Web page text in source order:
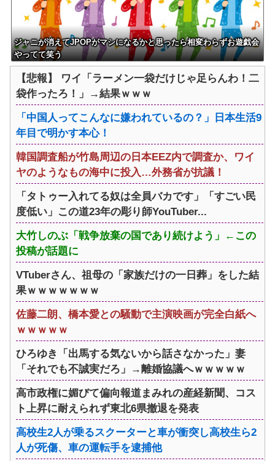
ジャニが消えてJPOPがマシになるかと思ったら相変わらずお遊戯会
やってて笑う
【悲報】 ワイ「ラーメン一袋だけじゃ足らんわ！二
袋作ったろ！」→結果ｗｗｗ
「中国人ってこんなに嫌われているの？」日本生活9
年目で明かす本心！
韓国調査船が竹島周辺の日本EEZ内で調査か、ワイ
ヤのようなもの海中に投入…外務省が抗議！
「タトゥー入れてる奴は全員バカです」「すごい民
度低い」この道23年の彫り師YouTuber...
大竹しのぶ「戦争放棄の国であり続けよう」←この
投稿が話題に
VTuberさん、祖母の「家族だけの一日葬」をした結
果ｗｗｗｗｗｗｗ
佐藤二朗、橋本愛との騒動で主演映画が完全白紙へ
ｗｗｗｗｗ
ひろゆき「出馬する気ないから話さなかった」妻
「それでも不誠実だろ」→離婚協議へｗｗｗｗｗ
高市政権に媚びて偏向報道まみれの産経新聞、コス
ト上昇に耐えられず東北6県撤退を発表
高校生2人が乗るスクーターと車が衝突し高校生ら2
人が死傷、車の運転手を逮捕他